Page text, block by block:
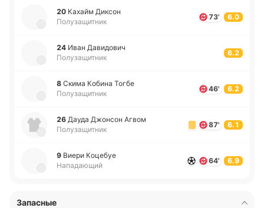
20 Кахайм Диксон
Полузащитник
73' 6.0
24 Иван Да­ви­до­вич
Полузащитник
6.2
8 Скима Кобина Тогбе
Полузащитник
46' 6.2
26 Дауда Джо­нсон Агвом
Полузащитник
87' 6.1
9 Виери Ко­це­буе
Нападающий
64' 6.9
Запасные